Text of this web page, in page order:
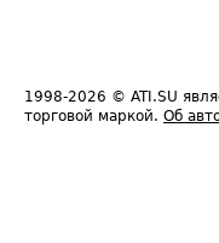
1998-2026 © ATI.SU
торговой маркой. Об